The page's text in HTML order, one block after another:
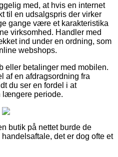
med, at hvis en internet
til en udsalgspris der virker
gange være et karakteristika
virksomhed. Handler med
ind under en ordning, som
webshops.
eller betalinger med mobilen.
af en afdragsordning fra
du ser en fordel i at
længere periode.
butik på nettet burde de
det er dog ofte et